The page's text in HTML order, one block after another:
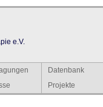
e.V.
Datenbank
Projekte